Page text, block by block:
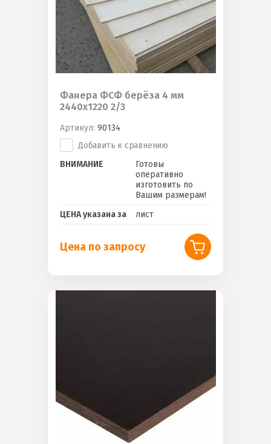
Фанера ФСФ берёза 4 мм
2440х1220 2/3
Артикул: 90134
Добавить к сравнению
ВНИМАНИЕ
Готовы
оперативно
изготовить по
Вашим размерам!
ЦЕНА указана за
лист
Цена по запросу